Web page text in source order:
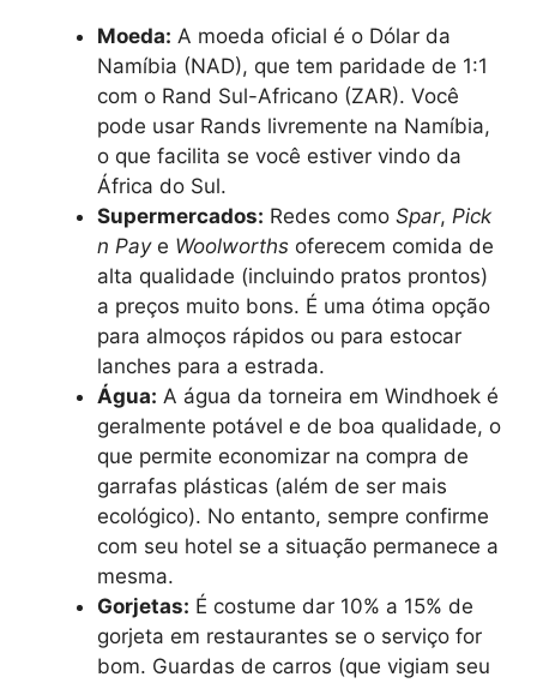
Moeda: A moeda oficial é o Dólar da
Namíbia (NAD), que tem paridade de 1:1
com o Rand Sul-Africano (ZAR). Você
pode usar Rands livremente na Namíbia,
o que facilita se você estiver vindo da
África do Sul.
Supermercados: Redes como Spar, Pick
n Paye Woolworths oferecem comida de
alta qualidade (incluindo pratos prontos)
a preços muito bons. É uma ótima opção
para almoços rápidos ou para estocar
lanches para a estrada.
Água: A água da torneira em Windhoek é
geralmente potável e de boa qualidade, o
que permite economizar na compra de
garrafas plásticas (além de ser mais
ecológico). No entanto, sempre confirme
com seu hotel se a situação permanece a
mesma.
Gorjetas: É costume dar 10% a 15% de
gorjeta em restaurantes se o serviço for
bom. Guardas de carros (que vigiam seu